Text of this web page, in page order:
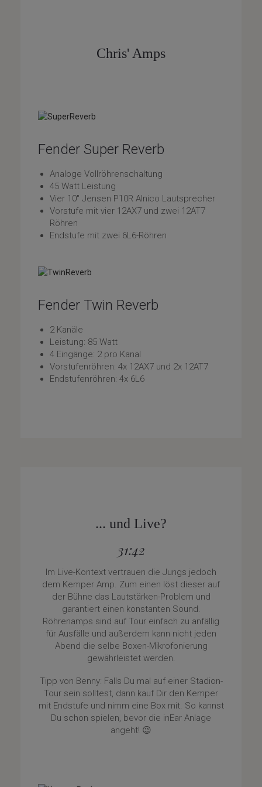
Chris' Amps
Fender Super Reverb
Analoge Vollröhrenschaltung
45 Watt Leistung
Vier 10" Jensen P10R Alnico Lautsprecher
Vorstufe mit vier 12AX7 und zwei 12AT7
Röhren
Endstufe mit zwei 6L6-Röhren
Fender Twin Reverb
2 Kanäle
Leistung: 85 Watt
4 Eingänge: 2 pro Kanal
Vorstufenröhren: 4x 12AX7 und 2x 12AT7
Endstufenröhren: 4x 6L6
... und Live?
31:42
Im Live-Kontext vertrauen die Jungs jedoch
dem Kemper Amp. Zum einen löst dieser auf
der Bühne das Lautstärken-Problem und
garantiert einen konstanten Sound.
Röhrenamps sind auf Tour einfach zu anfällig
für Ausfälle und außerdem kann nicht jeden
Abend die selbe Boxen-Mikrofonierung
gewährleistet werden.
Tipp von Benny: Falls Du mal auf einer Stadion-
Tour sein solltest, dann kauf Dir den Kemper
mit Endstufe und nimm eine Box mit. So kannst
Du schon spielen, bevor die inEar Anlage
angeht! 😉